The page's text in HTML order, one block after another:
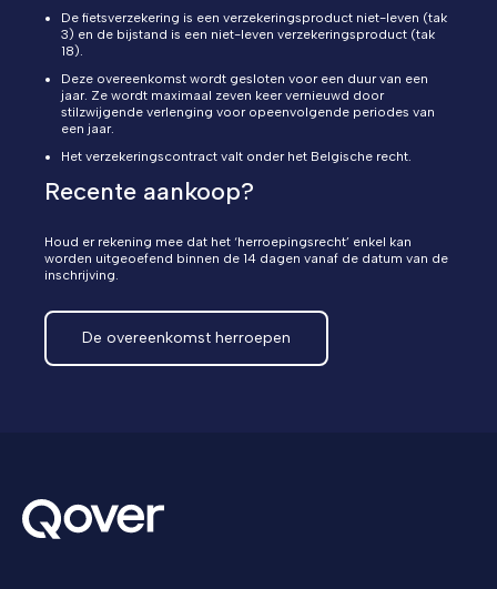
De fietsverzekering is een verzekeringsproduct niet-leven (tak
3) en de bijstand is een niet-leven verzekeringsproduct (tak
18).
Deze overeenkomst wordt gesloten voor een duur van een
jaar. Ze wordt maximaal zeven keer vernieuwd door
stilzwijgende verlenging voor opeenvolgende periodes van
een jaar.
Het verzekeringscontract valt onder het Belgische recht.
Recente aankoop?
Houd er rekening mee dat het ‘herroepingsrecht’ enkel kan
worden uitgeoefend binnen de 14 dagen vanaf de datum van de
inschrijving.
De overeenkomst herroepen